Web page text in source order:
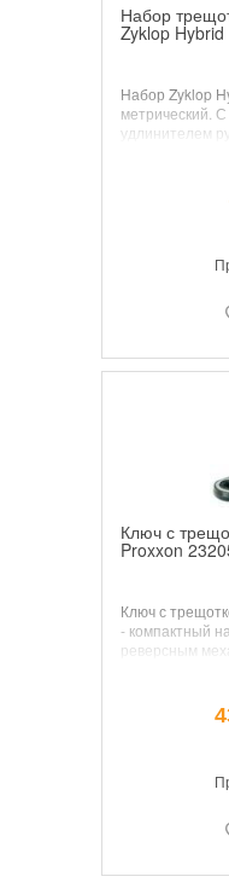
Набор
Zyklop
Набор Zyklop
метрический.
удлинителем
(действие
трещотки.
72 зубца для
Удлинитель с
Ключ с
Proxxon
Ключ с
- компактный
реверсным